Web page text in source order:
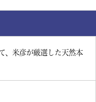
、米彦が厳選した天然本